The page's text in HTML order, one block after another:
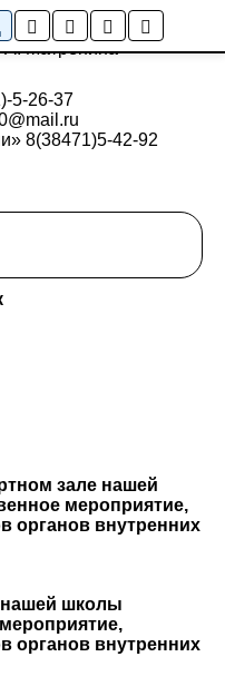
Матренина
5-26-37
8(38471)5-42-92
зале нашей
мероприятие,
органов внутренних
нашей школы
органов внутренних